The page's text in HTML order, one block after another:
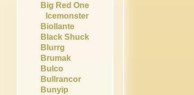
Big Red One
Icemonster
Biollante
Black Shuck
Blurrg
Brumak
Bulco
Bullrancor
Bunyip